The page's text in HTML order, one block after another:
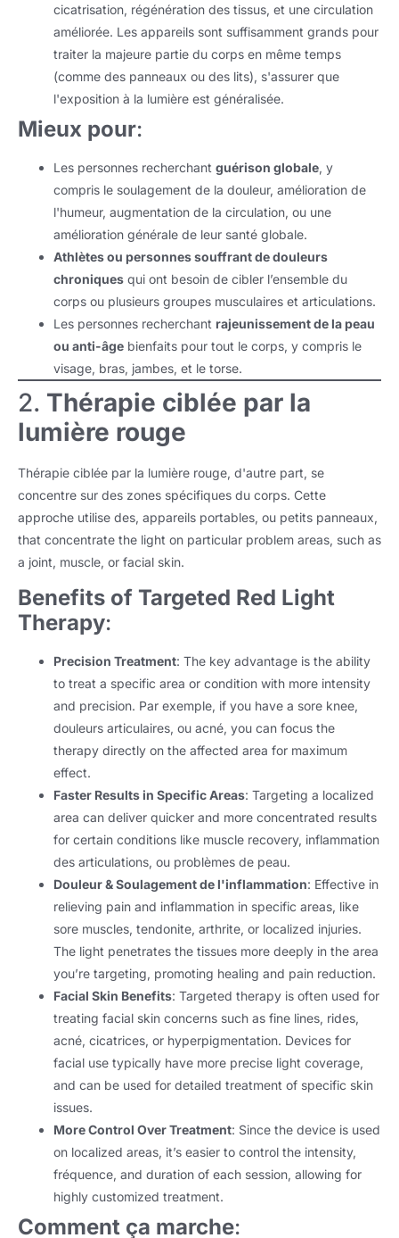
cicatrisation, régénération des tissus, et une circulation
améliorée. Les appareils sont suffisamment grands pour
traiter la majeure partie du corps en même temps
(comme des panneaux ou des lits), s'assurer que
l'exposition à la lumière est généralisée.
Mieux pour:
Les personnes recherchant guérison globale, y
compris le soulagement de la douleur, amélioration de
l'humeur, augmentation de la circulation, ou une
amélioration générale de leur santé globale.
Athlètes ou personnes souffrant de douleurs
chroniques qui ont besoin de cibler l’ensemble du
corps ou plusieurs groupes musculaires et articulations.
Les personnes recherchant rajeunissement de la peau
ou anti-âge bienfaits pour tout le corps, y compris le
visage, bras, jambes, et le torse.
2. Thérapie ciblée par la
lumière rouge
Thérapie ciblée par la lumière rouge, d'autre part, se
concentre sur des zones spécifiques du corps. Cette
approche utilise des, appareils portables, ou petits panneaux,
that concentrate the light on particular problem areas, such as
a joint, muscle, or facial skin.
Benefits of Targeted Red Light
Therapy:
Precision Treatment: The key advantage is the ability
to treat a specific area or condition with more intensity
and precision. Par exemple, if you have a sore knee,
douleurs articulaires, ou acné, you can focus the
therapy directly on the affected area for maximum
effect.
Faster Results in Specific Areas: Targeting a localized
area can deliver quicker and more concentrated results
for certain conditions like muscle recovery, inflammation
des articulations, ou problèmes de peau.
Douleur & Soulagement de l'inflammation: Effective in
relieving pain and inflammation in specific areas, like
sore muscles, tendonite, arthrite, or localized injuries.
The light penetrates the tissues more deeply in the area
you’re targeting, promoting healing and pain reduction.
Facial Skin Benefits: Targeted therapy is often used for
treating facial skin concerns such as fine lines, rides,
acné, cicatrices, or hyperpigmentation. Devices for
facial use typically have more precise light coverage,
and can be used for detailed treatment of specific skin
issues.
More Control Over Treatment: Since the device is used
on localized areas, it’s easier to control the intensity,
fréquence, and duration of each session, allowing for
highly customized treatment.
Comment ça marche: